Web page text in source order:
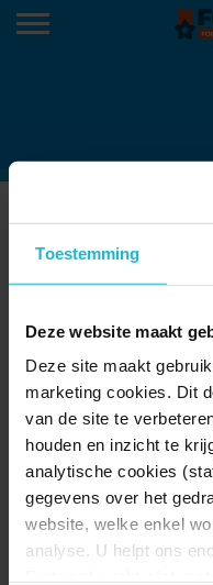
Toestemming
Deze website maakt
Deze site maakt
marketing cookies. Dit
van de site te
houden en inzicht te
analytische cookies
gegevens over het
website, welke enkel
analyse. U helpt ons